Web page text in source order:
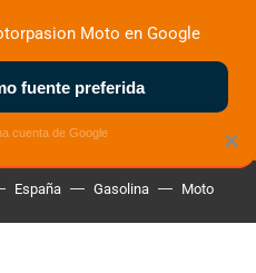
MOTOS ELÉCTRICAS
España Gasolina Moto
×
Moto en Google
fuente preferida
cuenta de Google